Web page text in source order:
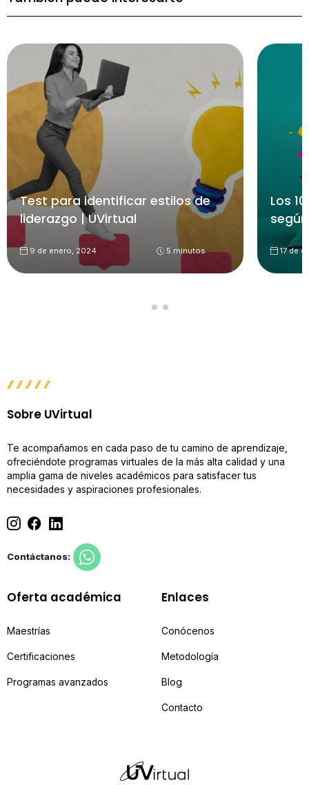
Test para identificar estilos de
liderazgo | UVirtual
9 de enero, 2024 5 minutos
Los
17 de
Sobre UVirtual
Te acompañamos en cada paso de tu camino de aprendizaje,
ofreciéndote programas virtuales de la más alta calidad y una
amplia gama de niveles académicos para satisfacer tus
necesidades y aspiraciones profesionales.
Contáctanos:
Oferta académica
Maestrías
Certificaciones
Programas avanzados
Enlaces
Conócenos
Metodología
Blog
Contacto